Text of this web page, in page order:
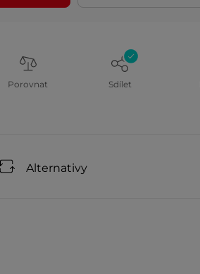
Porovnat Sdílet
Alternativy